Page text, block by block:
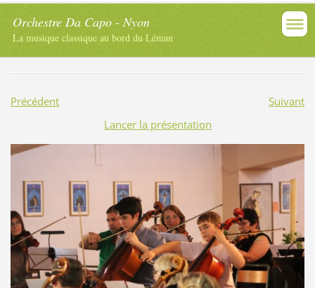
Orchestre Da Capo - Nyon
La musique classique au bord du Léman
Précédent
Suivant
Lancer la présentation